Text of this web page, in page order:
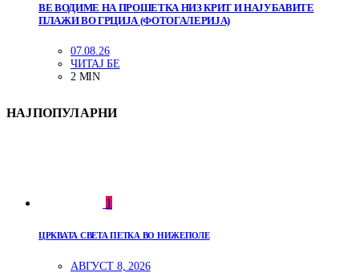
ВЕ ВОДИМЕ НА ПРОШЕТКА НИЗ КРИТ И НАЈУБАВИТЕ
ПЛАЖИ ВО ГРЦИЈА (ФОТОГАЛЕРИЈА)
07.08.26
ЧИТАЈ БЕ
2 MIN
НАЈПОПУЛАРНИ
1
ЦРКВАТА СВЕТА ПЕТКА ВО НИЖЕПОЛЕ
АВГУСТ 8, 2026